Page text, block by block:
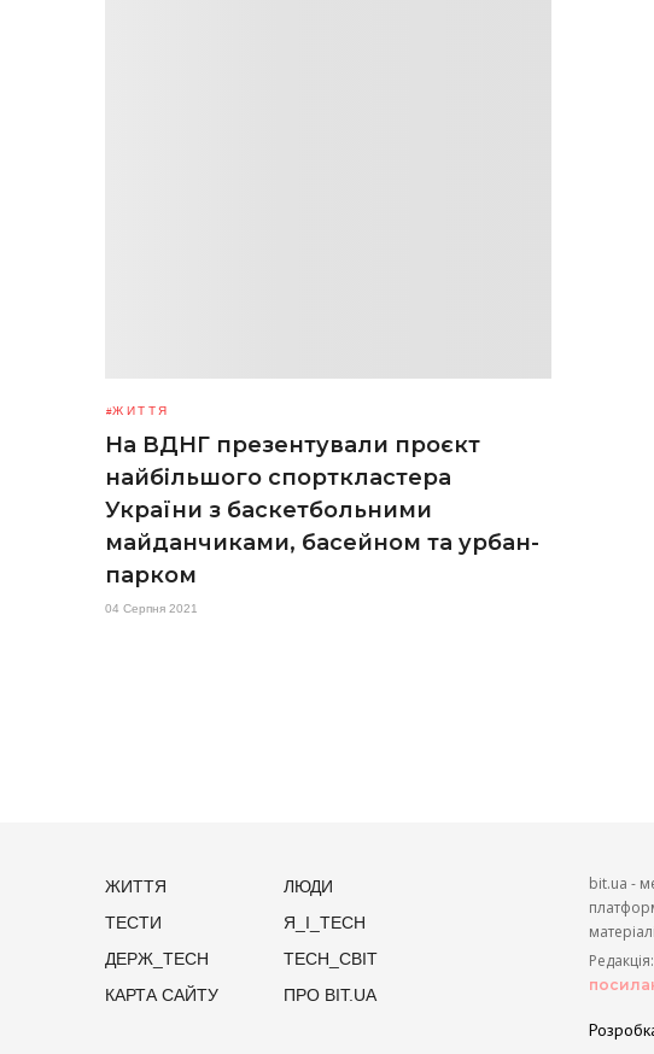
ЖИТТЯ
На ВДНГ презентували проєкт
найбільшого спорткластера
України з баскетбольними
майданчиками, басейном та урбан-
парком
04 Серпня 2021
ЖИТТЯ
ЛЮДИ
ТЕСТИ
Я_І_TECH
ДЕРЖ_TECH
TECH_СВІТ
КАРТА САЙТУ
ПРО BIT.UA
bit.ua -
Редакція: